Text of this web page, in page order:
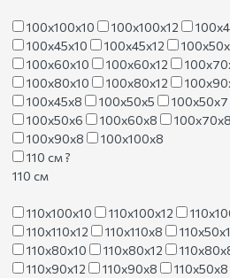
100х100х10 100х100х12
100х45х10
100х45х12
100х60х10
100х60х12
100х80х10
100х80х12
100х45х8
100х50х5 100х50х7
100х50х6
100х60х8 100х70х8
100х90х8
100х100х8
110 см?
110 см
110х100х10 110х100х12
110х110х12
110х110х8
110х80х10
110х80х12
110х90х12
110х90х8
110х50х8